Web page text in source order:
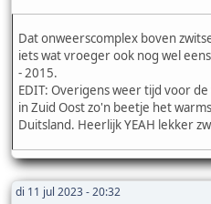
Dat onweerscomplex boven
iets wat vroeger ook nog wel
- 2015.
EDIT: Overigens weer tijd voor
in Zuid Oost zo'n beetje het
Duitsland. Heerlijk YEAH lekker
di 11 jul 2023 - 20:32